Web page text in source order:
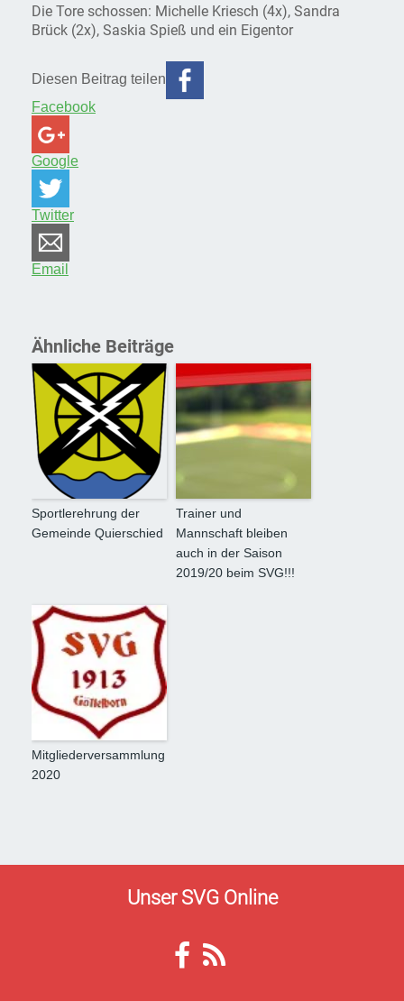
Die Tore schossen: Michelle Kriesch (4x), Sandra
Brück (2x), Saskia Spieß und ein Eigentor
Diesen Beitrag teilen
Facebook
Google
Twitter
Email
Ähnliche Beiträge
Sportlerehrung der
Gemeinde Quierschied
Trainer und
Mannschaft bleiben
auch in der Saison
2019/20 beim SVG!!!
Mitgliederversammlung
2020
Unser SVG Online